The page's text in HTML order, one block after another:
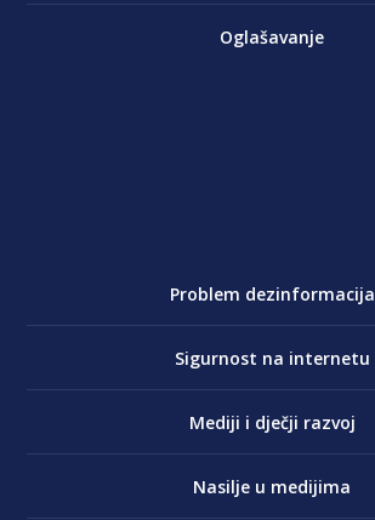
Oglašavanje
Problem dezinformacija
Sigurnost na internetu
Mediji i dječji razvoj
Nasilje u medijima